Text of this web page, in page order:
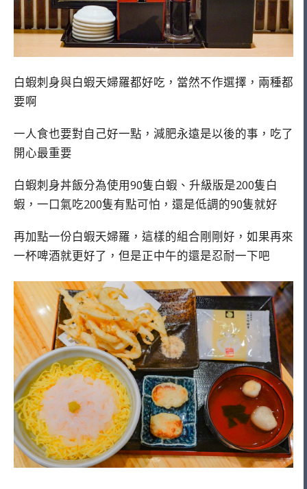
白蝦刺身與白蝦天婦羅都好吃，當然不作選擇，兩種都
要啊
一人食也要對自己好一點，減肥永遠是以後的事，吃了
開心最重要
白蝦刺身丼飯分為使用90隻白蝦、升級版是200隻白
蝦，一口氣吃200隻有點可怕，還是低調的90隻就好
再加點一份白蝦天婦羅，這樣的組合剛剛好，如果再來
一杯啤酒就更好了，但是正中午的還是忍耐一下吧